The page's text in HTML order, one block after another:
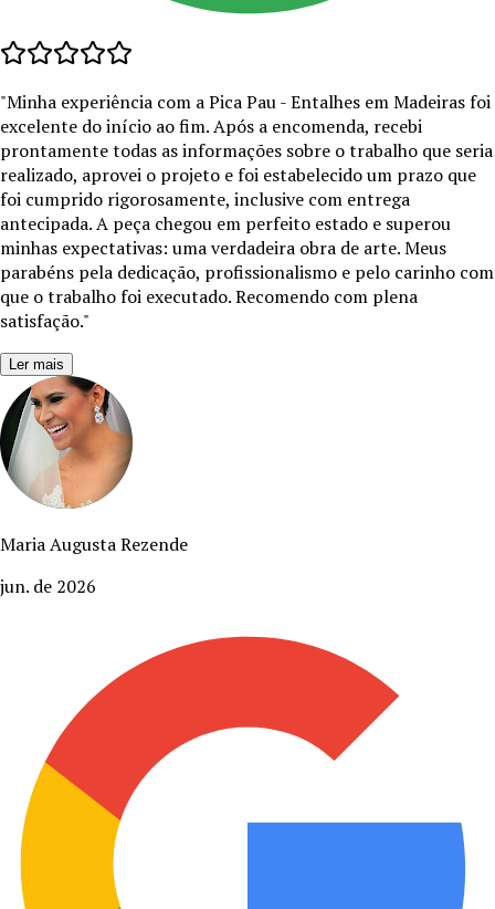
"Minha experiência com a Pica Pau - Entalhes em Madeiras foi
excelente do início ao fim. Após a encomenda, recebi
prontamente todas as informações sobre o trabalho que seria
realizado, aprovei o projeto e foi estabelecido um prazo que
foi cumprido rigorosamente, inclusive com entrega
antecipada. A peça chegou em perfeito estado e superou
minhas expectativas: uma verdadeira obra de arte. Meus
parabéns pela dedicação, profissionalismo e pelo carinho com
que o trabalho foi executado. Recomendo com plena
satisfação."
Ler mais
Maria Augusta Rezende
jun. de 2026